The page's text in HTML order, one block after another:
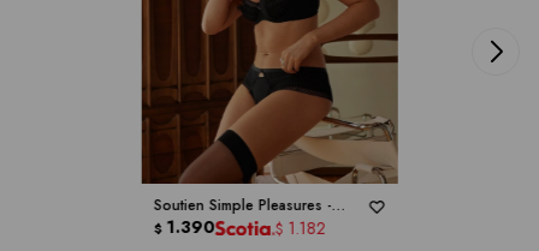
Soutien Simple Pleasures -
MONTELLE
$ 1.390 $ 1.182